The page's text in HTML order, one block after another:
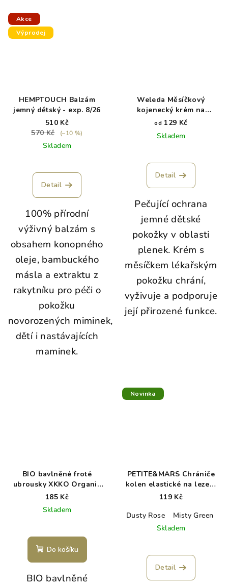
Akce
Výprodej
HEMPTOUCH Balzám
jemný dětský - exp. 8/26
510 Kč
570 Kč
(–10 %)
Skladem
Detail
100% přírodní
výživný balzám s
obsahem konopného
oleje, bambuckého
másla a extraktu z
rakytníku pro péči o
pokožku
novorozených miminek,
dětí i nastávajících
maminek.
Weleda Měsíčkový
kojenecký krém na
zadeček
od 129 Kč
Skladem
Detail
Pečující ochrana
jemné dětské
pokožky v oblasti
plenek. Krém s
měsíčkem lékařským
pokožku chrání,
vyživuje a podporuje
její přirozené funkce.
BIO bavlněné froté
ubrousky XKKO Organic
21x21- Silver
185 Kč
Skladem
Do košíku
BIO bavlněné
Novinka
PETITE&MARS Chrániče
kolen elastické na lezení
Follow
119 Kč
Dusty Rose
Misty Green
Skladem
Detail